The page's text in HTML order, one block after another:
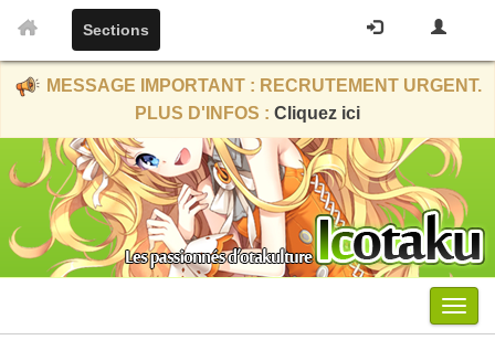
Sections
MESSAGE IMPORTANT : RECRUTEMENT URGENT.
PLUS D'INFOS : Cliquez ici
Menu